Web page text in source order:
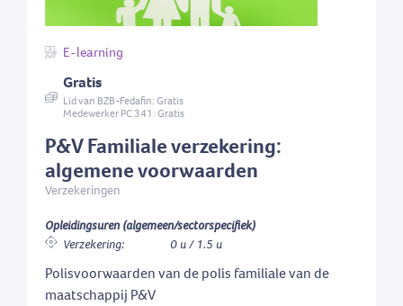
P&V Familiale verzekering:
algemene voorwaarden
Verzekeringen
Opleidingsuren (algemeen/sectorspecifiek)
Verzekering:
0 u / 1.5 u
Polisvoorwaarden van de polis familiale van de
maatschappij P&V
E-learning
Gratis
Lid van BZB-Fedafin: Gratis
Medewerker PC 341: Gratis